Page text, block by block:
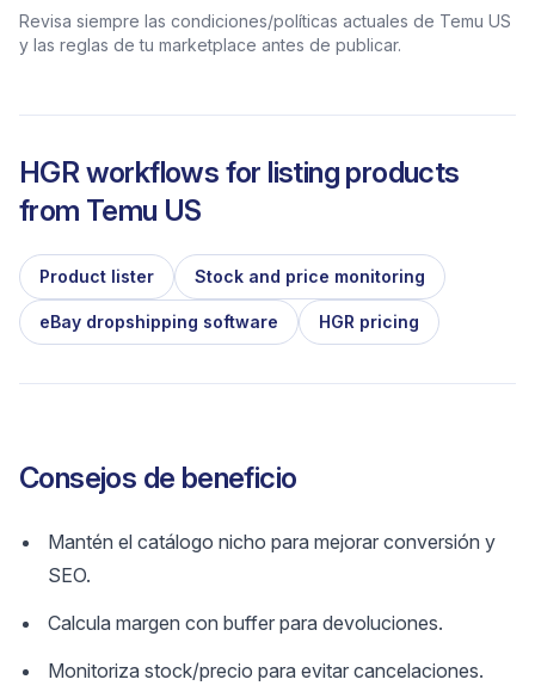
Revisa siempre las condiciones/políticas actuales de Temu US
y las reglas de tu marketplace antes de publicar.
HGR workflows for listing products
from Temu US
Product lister Stock and price monitoring
eBay dropshipping software HGR pricing
Consejos de beneficio
Mantén el catálogo nicho para mejorar conversión y
SEO.
Calcula margen con buffer para devoluciones.
Monitoriza stock/precio para evitar cancelaciones.